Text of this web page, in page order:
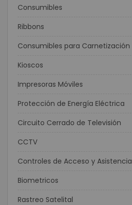
Consumibles
Ribbons
Consumibles para Carnetización
Kioscos
Impresoras Móviles
Protección de Energía Eléctrica
Circuito Cerrado de Televisión
CCTV
Controles de Acceso y Asistencia
Biometricos
Rastreo Satelital